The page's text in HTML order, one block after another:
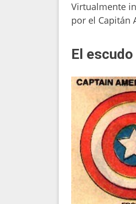
Virtualmente
por el Capitán
El